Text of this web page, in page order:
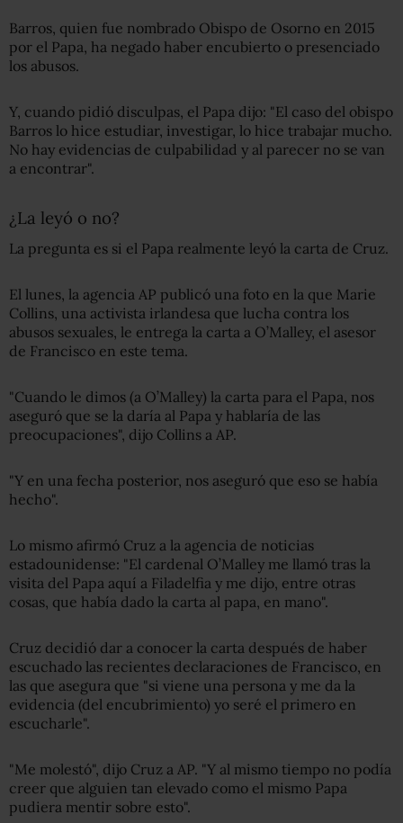
Barros, quien fue nombrado Obispo de Osorno en 2015
por el Papa, ha negado haber encubierto o presenciado
los abusos.
Y, cuando pidió disculpas, el Papa dijo: "El caso del obispo
Barros lo hice estudiar, investigar, lo hice trabajar mucho.
No hay evidencias de culpabilidad y al parecer no se van
a encontrar".
¿La leyó o no?
La pregunta es si el Papa realmente leyó la carta de Cruz.
El lunes, la agencia AP publicó una foto en la que Marie
Collins, una activista irlandesa que lucha contra los
abusos sexuales, le entrega la carta a O’Malley, el asesor
de Francisco en este tema.
"Cuando le dimos (a O’Malley) la carta para el Papa, nos
aseguró que se la daría al Papa y hablaría de las
preocupaciones", dijo Collins a AP.
"Y en una fecha posterior, nos aseguró que eso se había
hecho".
Lo mismo afirmó Cruz a la agencia de noticias
estadounidense: "El cardenal O’Malley me llamó tras la
visita del Papa aquí a Filadelfia y me dijo, entre otras
cosas, que había dado la carta al papa, en mano".
Cruz decidió dar a conocer la carta después de haber
escuchado las recientes declaraciones de Francisco, en
las que asegura que "si viene una persona y me da la
evidencia (del encubrimiento) yo seré el primero en
escucharle".
"Me molestó", dijo Cruz a AP. "Y al mismo tiempo no podía
creer que alguien tan elevado como el mismo Papa
pudiera mentir sobre esto".